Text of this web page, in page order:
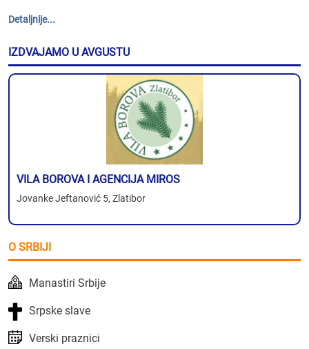
Detaljnije...
IZDVAJAMO U AVGUSTU
VILA BOROVA I AGENCIJA MIROS
Jovanke Jeftanović 5, Zlatibor
O SRBIJI
Manastiri Srbije
Srpske slave
Verski praznici